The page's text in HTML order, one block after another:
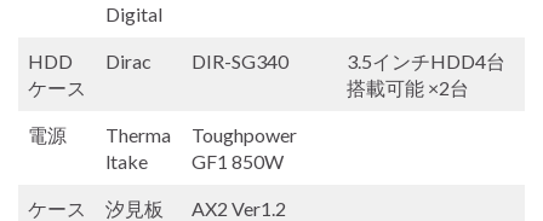
Digital
HDD
ケース
Dirac DIR-SG340
3.5インチHDD4台
搭載可能 ×2台
電源
Therma
ltake
Toughpower
GF1 850W
ケース
汐見板
AX2 Ver1.2